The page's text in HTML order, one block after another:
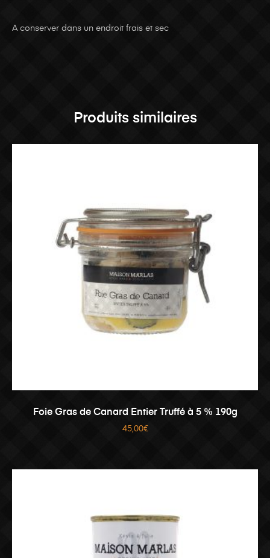
A conserver dans un endroit frais et sec
Produits similaires
AJOUTER AU PANIER
Foie Gras de Canard Entier Truffé à 5 % 190g
45,00€